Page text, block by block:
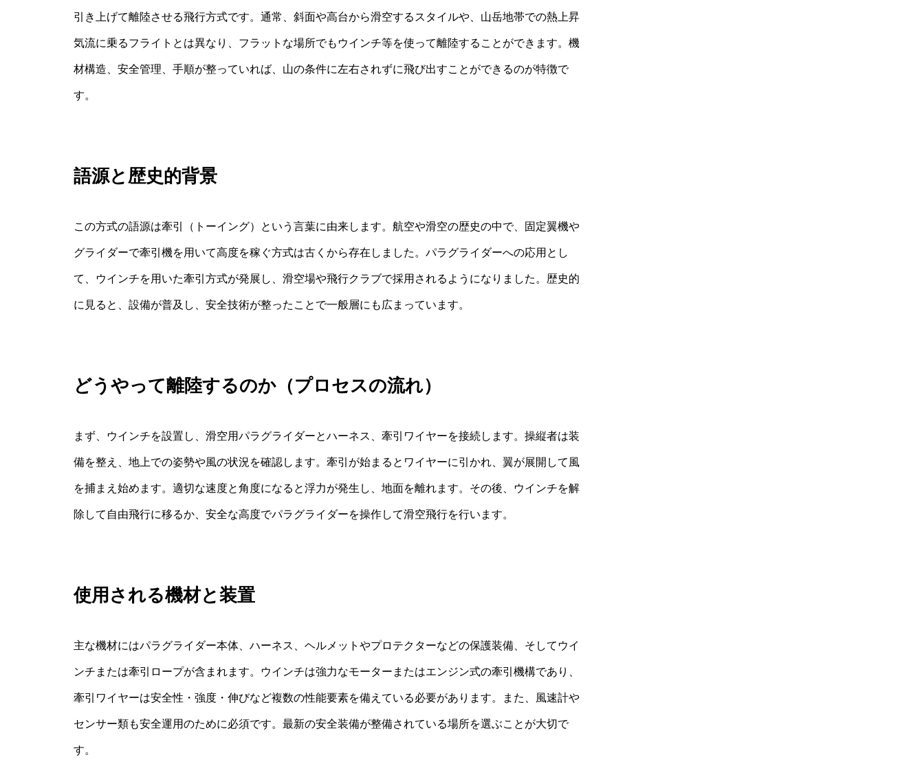
引き上げて離陸させる飛行方式です。通常、斜面や高台から滑空するスタイルや、山岳地帯での熱上昇
気流に乗るフライトとは異なり、フラットな場所でもウインチ等を使って離陸することができます。機
材構造、安全管理、手順が整っていれば、山の条件に左右されずに飛び出すことができるのが特徴で
す。
語源と歴史的背景
この方式の語源は牽引（トーイング）という言葉に由来します。航空や滑空の歴史の中で、固定翼機や
グライダーで牽引機を用いて高度を稼ぐ方式は古くから存在しました。パラグライダーへの応用とし
て、ウインチを用いた牽引方式が発展し、滑空場や飛行クラブで採用されるようになりました。歴史的
に見ると、設備が普及し、安全技術が整ったことで一般層にも広まっています。
どうやって離陸するのか（プロセスの流れ）
まず、ウインチを設置し、滑空用パラグライダーとハーネス、牽引ワイヤーを接続します。操縦者は装
備を整え、地上での姿勢や風の状況を確認します。牽引が始まるとワイヤーに引かれ、翼が展開して風
を捕まえ始めます。適切な速度と角度になると浮力が発生し、地面を離れます。その後、ウインチを解
除して自由飛行に移るか、安全な高度でパラグライダーを操作して滑空飛行を行います。
使用される機材と装置
主な機材にはパラグライダー本体、ハーネス、ヘルメットやプロテクターなどの保護装備、そしてウイ
ンチまたは牽引ロープが含まれます。ウインチは強力なモーターまたはエンジン式の牽引機構であり、
牽引ワイヤーは安全性・強度・伸びなど複数の性能要素を備えている必要があります。また、風速計や
センサー類も安全運用のために必須です。最新の安全装備が整備されている場所を選ぶことが大切で
す。